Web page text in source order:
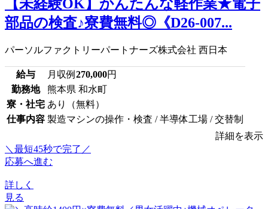
【未経験OK】かんたんな軽作業★電子
部品の検査♪寮費無料◎《D26-007...
パーソルファクトリーパートナーズ株式会社 西日本
給与 月収例 270,000円
勤務地
熊本県 和水町
寮・社宅 あり（無料）
仕事内容 製造マシンの操作・検査 / 半導体工場 / 交替制
詳細を表示
＼最短45秒で完了／
応募へ進む
詳しく
見る